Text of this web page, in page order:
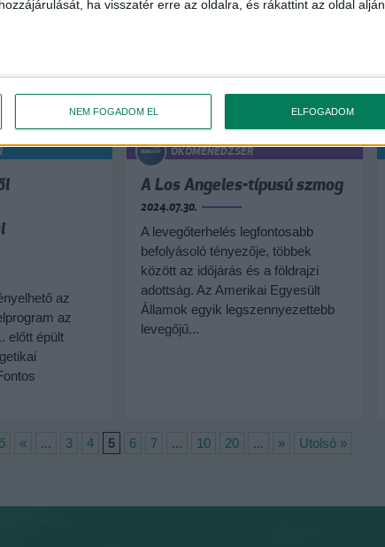
ha visszatér erre az oldalra, és rákattint az oldal alján
NEM FOGADOM EL ELFOGADOM
az
az
előtt épült
ÖKOMENEDZSER
A Los Angeles-típusú szmog
2024.07.30.
A levegőterhelés legfontosabb
befolyásoló tényezője, többek
között az időjárás és a földrajzi
adottság. Az Amerikai Egyesült
Államok egyik legszennyezettebb
levegőjű...
« ... 3 4 5 6 7 ... 10 20 ... » Utolsó »